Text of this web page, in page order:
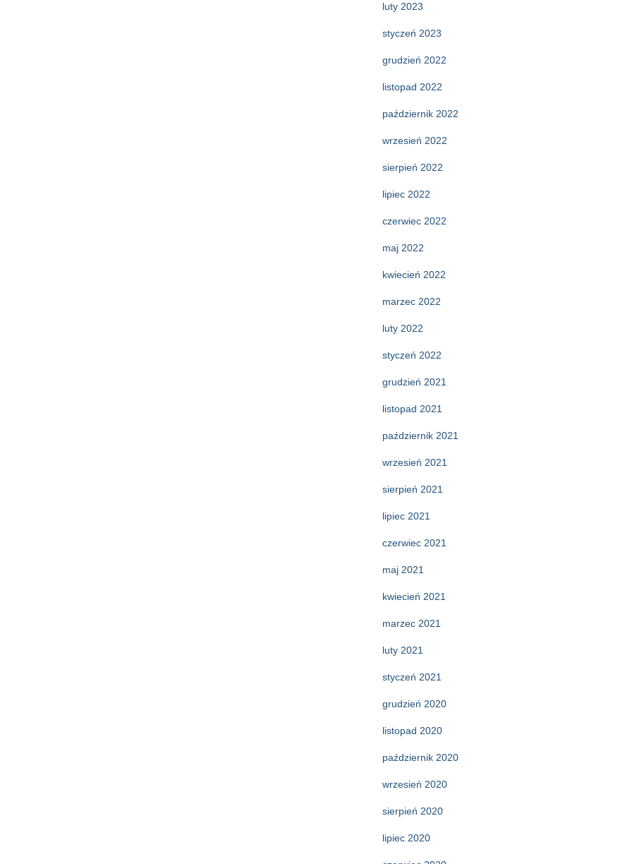
luty 2023
styczeń 2023
grudzień 2022
listopad 2022
październik 2022
wrzesień 2022
sierpień 2022
lipiec 2022
czerwiec 2022
maj 2022
kwiecień 2022
marzec 2022
luty 2022
styczeń 2022
grudzień 2021
listopad 2021
październik 2021
wrzesień 2021
sierpień 2021
lipiec 2021
czerwiec 2021
maj 2021
kwiecień 2021
marzec 2021
luty 2021
styczeń 2021
grudzień 2020
listopad 2020
październik 2020
wrzesień 2020
sierpień 2020
lipiec 2020